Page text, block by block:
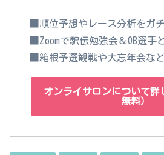
■順位予想やレース分析をガ
■Zoomで駅伝勉強会＆OB選手
■箱根予選観戦や大忘年会な
オンライサロンについて詳
無料）